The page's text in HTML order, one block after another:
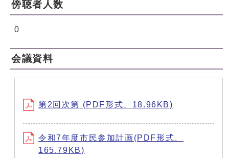
傍聴者人数
0
会議資料
第2回次第 (PDF形式、18.96KB)
令和7年度市民参加計画(PDF形式、
165.79KB)